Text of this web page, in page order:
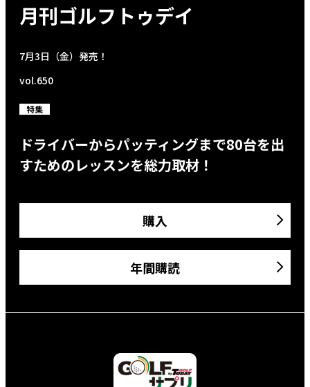
月刊ゴルフトゥデイ
7月3日（金）発売！
vol.650
特集
ドライバーからパッティングまで80台を出
すためのレッスンを総力取材！
購入
年間購読